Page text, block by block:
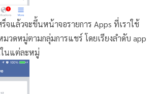
ร็จแล้วจะขึ้นหน้าจอรายการ Apps ที่เราใช้
วดหมู่ตามกลุ่มการแชร์ โดยเรียงลำดับ app
นแต่ละหมู่